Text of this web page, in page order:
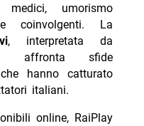
umorismo
coinvolgenti. La
, interpretata da
affronta sfide
hanno catturato
italiani.
online, RaiPlay